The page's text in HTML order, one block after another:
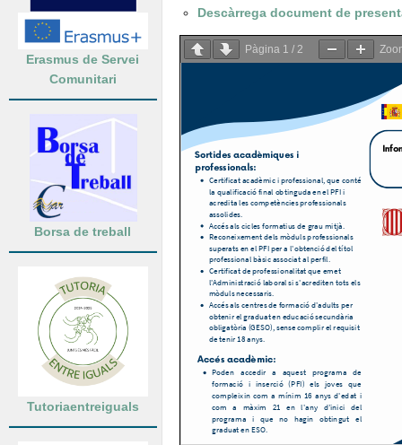
Erasmus de Servei
Comunitari
Borsa de treball
Tutoriaentreiguals
Descàrrega document de
Pàgina 1 / 2